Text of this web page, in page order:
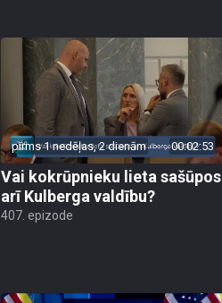
pirms 1 nedēļas, 2 dienām 00:02:53
Vai kokrūpnieku lieta sašūpos
arī Kulberga valdību?
407. epizode